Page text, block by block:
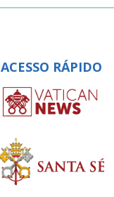
ACESSO RÁPIDO